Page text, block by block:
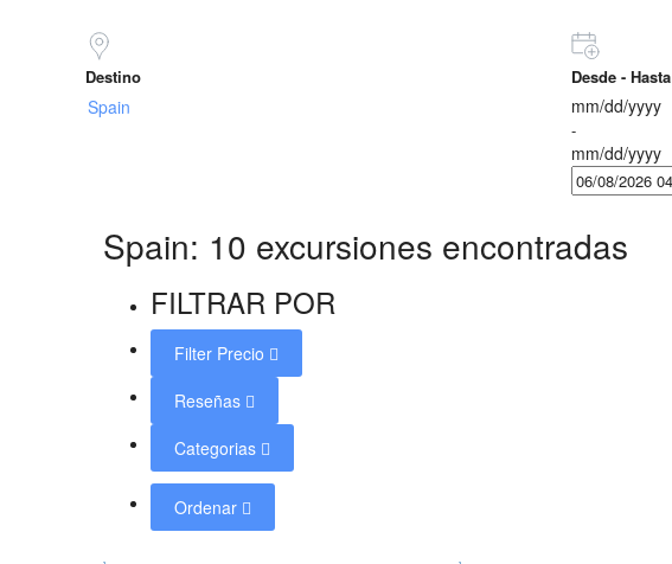
Destino Desde - Hasta
mm/dd/yyyy
-
mm/dd/yyyy
Spain: 10 excursiones encontradas
FILTRAR POR
Filter Precio
Reseñas
Categorias
Ordenar